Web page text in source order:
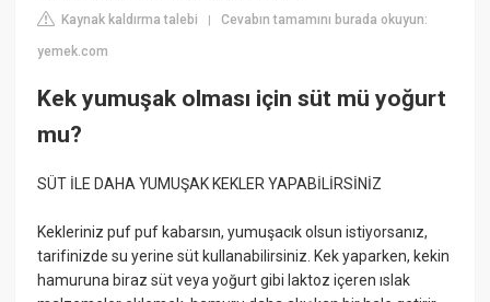
Kaynak kaldırma talebi |Cevabın tamamını burada okuyun:
yemek.com
Kek yumuşak olması için süt mü yoğurt
mu?
SÜT İLE DAHA YUMUŞAK KEKLER YAPABİLİRSİNİZ
Kekleriniz puf puf kabarsın, yumuşacık olsun istiyorsanız,
tarifinizde su yerine süt kullanabilirsiniz. Kek yaparken, kekin
hamuruna biraz süt veya yoğurt gibi laktoz içeren ıslak